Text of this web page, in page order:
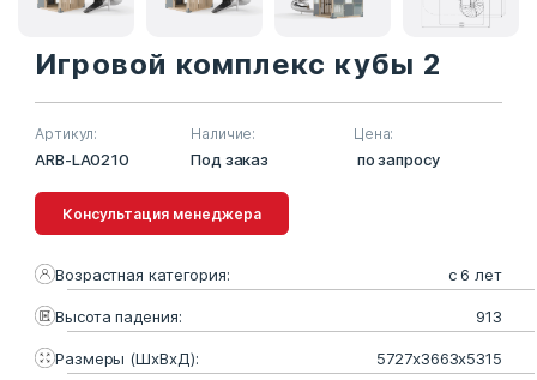
Игровой комплекс кубы 2
Артикул:
ARB-LA0210
Наличие:
Под заказ
Цена:
по запросу
Консультация менеджера
Возрастная категория: с 6 лет
Высота падения: 913
Размеры (ШхВхД): 5727х3663х5315